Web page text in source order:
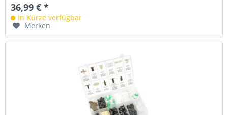
36,99 € *
In Kürze verfügbar
Merken